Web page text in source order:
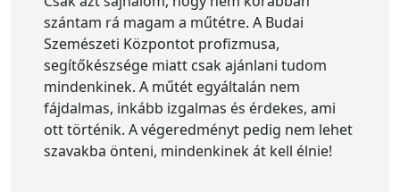
szántam rá magam a műtétre. A Budai
Szemészeti Központot profizmusa,
segítőkészsége miatt csak ajánlani tudom
mindenkinek. A műtét egyáltalán nem
fájdalmas, inkább izgalmas és érdekes, ami
ott történik. A végeredményt pedig nem lehet
szavakba önteni, mindenkinek át kell élnie!